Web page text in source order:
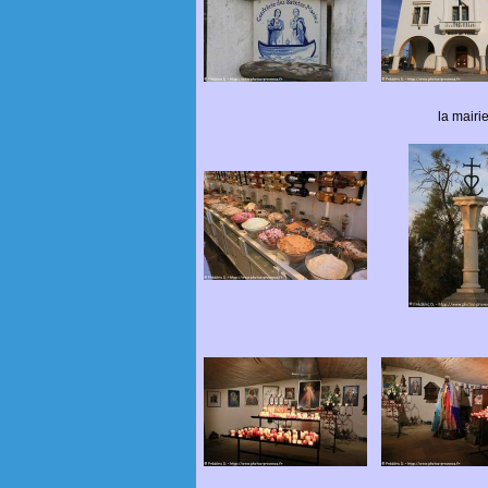
la mairie